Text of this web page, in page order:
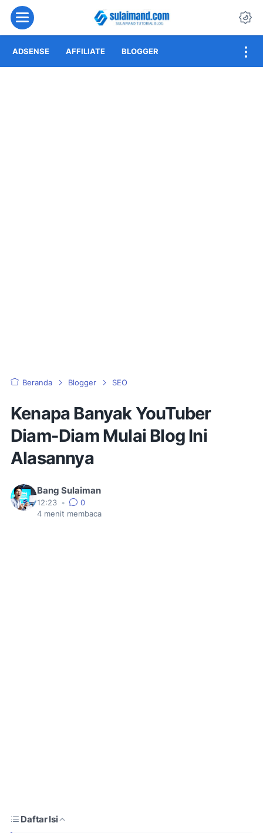
Menu
ADSENSE AFFILIATE BLOGGER
Beranda Blogger SEO
Kenapa Banyak YouTuber
Diam-Diam Mulai Blog Ini
Alasannya
Bang Sulaiman
12:23 •
0
4 menit membaca
Daftar Isi